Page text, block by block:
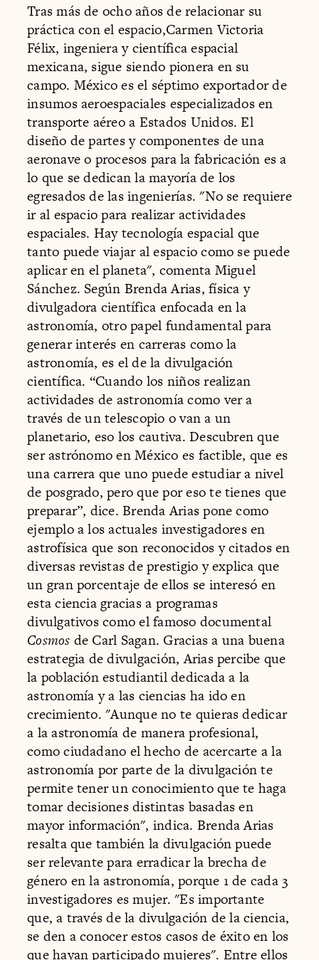
Tras más de ocho años de relacionar su
práctica con el espacio,Carmen Victoria
Félix, ingeniera y científica espacial
mexicana, sigue siendo pionera en su
campo. México es el séptimo exportador de
insumos aeroespaciales especializados en
transporte aéreo a Estados Unidos. El
diseño de partes y componentes de una
aeronave o procesos para la fabricación es a
lo que se dedican la mayoría de los
egresados de las ingenierías. "No se requiere
ir al espacio para realizar actividades
espaciales. Hay tecnología espacial que
tanto puede viajar al espacio como se puede
aplicar en el planeta", comenta Miguel
Sánchez. Según Brenda Arias, física y
divulgadora científica enfocada en la
astronomía, otro papel fundamental para
generar interés en carreras como la
astronomía, es el de la divulgación
científica. “Cuando los niños realizan
actividades de astronomía como ver a
través de un telescopio o van a un
planetario, eso los cautiva. Descubren que
ser astrónomo en México es factible, que es
una carrera que uno puede estudiar a nivel
de posgrado, pero que por eso te tienes que
preparar”, dice. Brenda Arias pone como
ejemplo a los actuales investigadores en
astrofísica que son reconocidos y citados en
diversas revistas de prestigio y explica que
un gran porcentaje de ellos se interesó en
esta ciencia gracias a programas
divulgativos como el famoso documental
Cosmos de Carl Sagan. Gracias a una buena
estrategia de divulgación, Arias percibe que
la población estudiantil dedicada a la
astronomía y a las ciencias ha ido en
crecimiento. "Aunque no te quieras dedicar
a la astronomía de manera profesional,
como ciudadano el hecho de acercarte a la
astronomía por parte de la divulgación te
permite tener un conocimiento que te haga
tomar decisiones distintas basadas en
mayor información", indica. Brenda Arias
resalta que también la divulgación puede
ser relevante para erradicar la brecha de
género en la astronomía, porque 1 de cada 3
investigadores es mujer. "Es importante
que, a través de la divulgación de la ciencia,
se den a conocer estos casos de éxito en los
que hayan participado mujeres". Entre ellos